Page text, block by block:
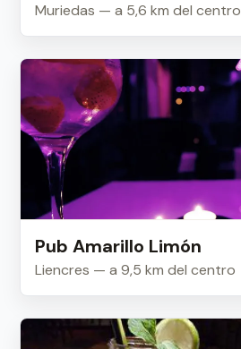
Muriedas — a 5,6 km del centro
Pub Amarillo Limón
Liencres — a 9,5 km del centro